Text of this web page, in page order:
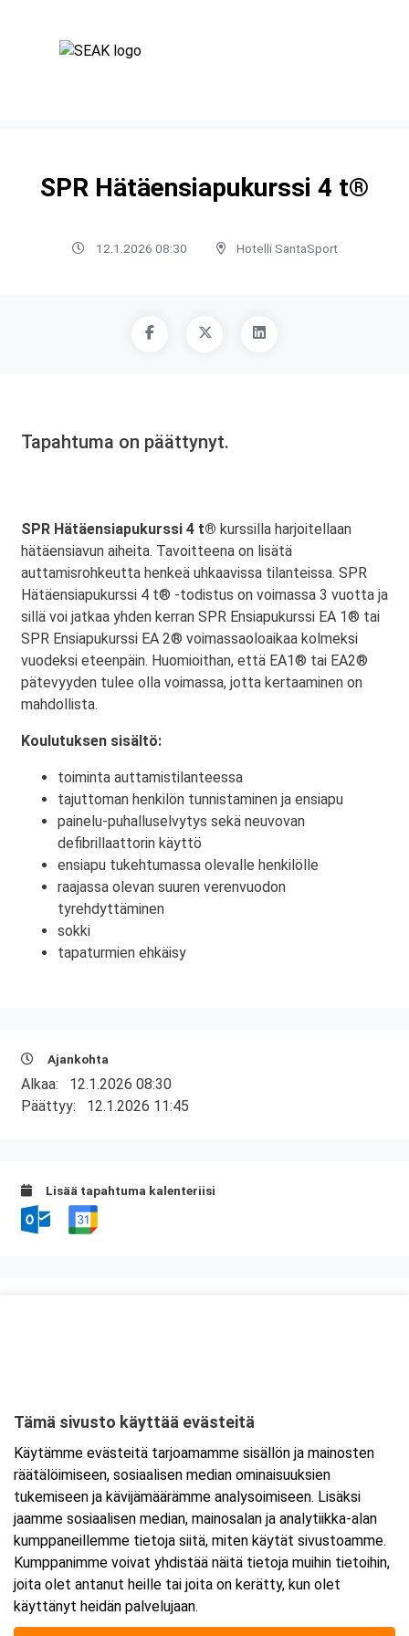
SPR Hätäensiapukurssi 4 t®
12.1.2026 08:30 Hotelli SantaSport
Tapahtuma on päättynyt.
SPR Hätäensiapukurssi 4 t® kurssilla harjoitellaan
hätäensiavun aiheita. Tavoitteena on lisätä
auttamisrohkeutta henkeä uhkaavissa tilanteissa. SPR
Hätäensiapukurssi 4 t® -todistus on voimassa 3 vuotta ja
sillä voi jatkaa yhden kerran SPR Ensiapukurssi EA 1® tai
SPR Ensiapukurssi EA 2® voimassaoloaikaa kolmeksi
vuodeksi eteenpäin. Huomioithan, että EA1® tai EA2®
pätevyyden tulee olla voimassa, jotta kertaaminen on
mahdollista.
Koulutuksen sisältö:
toiminta auttamistilanteessa
tajuttoman henkilön tunnistaminen ja ensiapu
painelu-puhalluselvytys sekä neuvovan
defibrillaattorin käyttö
ensiapu tukehtumassa olevalle henkilölle
raajassa olevan suuren verenvuodon
tyrehdyttäminen
sokki
tapaturmien ehkäisy
Ajankohta
Alkaa: 12.1.2026 08:30
Päättyy: 12.1.2026 11:45
Lisää tapahtuma kalenteriisi
Tarkempi kartta ja ajo-ohjeet
Tämä sivusto käyttää evästeitä
Käytämme evästeitä tarjoamamme sisällön ja mainosten
räätälöimiseen, sosiaalisen median ominaisuuksien
tukemiseen ja kävijämäärämme analysoimiseen. Lisäksi
jaamme sosiaalisen median, mainosalan ja analytiikka-alan
kumppaneillemme tietoja siitä, miten käytät sivustoamme.
Kumppanimme voivat yhdistää näitä tietoja muihin tietoihin,
joita olet antanut heille tai joita on kerätty, kun olet
käyttänyt heidän palvelujaan.